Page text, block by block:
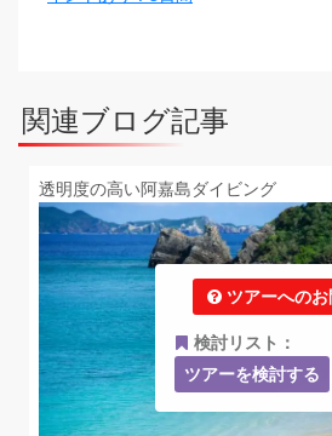
関連ブログ記事
透明度の高い阿嘉島ダイビング
ツアーへの
検討リスト：
ツアーを検討する